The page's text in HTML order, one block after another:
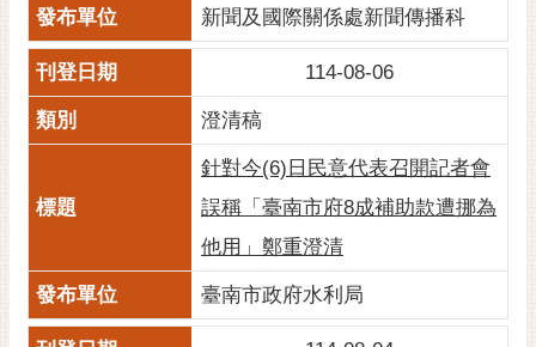
新聞及國際關係處新聞傳播科
114-08-06
澄清稿
針對今(6)日民意代表召開記者會
誤稱「臺南市府8成補助款遭挪為
他用」鄭重澄清
臺南市政府水利局